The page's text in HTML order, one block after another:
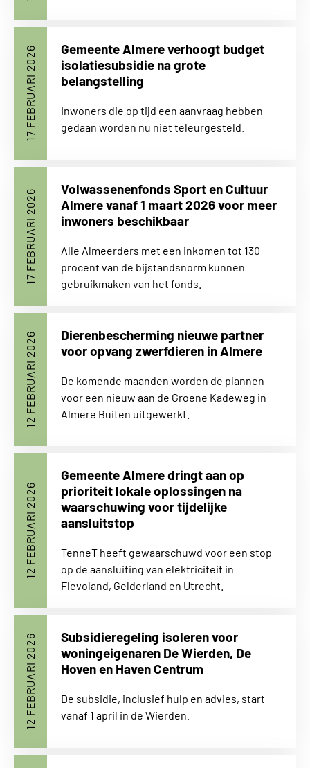
Gemeente Almere verhoogt budget
isolatiesubsidie na grote
belangstelling
17 FEBRUARI 2026
Inwoners die op tijd een aanvraag hebben
gedaan worden nu niet teleurgesteld.
Volwassenenfonds Sport en Cultuur
Almere vanaf 1 maart 2026 voor meer
inwoners beschikbaar
17 FEBRUARI 2026
Alle Almeerders met een inkomen tot 130
procent van de bijstandsnorm kunnen
gebruikmaken van het fonds.
Dierenbescherming nieuwe partner
voor opvang zwerfdieren in Almere
12 FEBRUARI 2026
De komende maanden worden de plannen
voor een nieuw aan de Groene Kadeweg in
Almere Buiten uitgewerkt.
Gemeente Almere dringt aan op
prioriteit lokale oplossingen na
waarschuwing voor tijdelijke
aansluitstop
12 FEBRUARI 2026
TenneT heeft gewaarschuwd voor een stop
op de aansluiting van elektriciteit in
Flevoland, Gelderland en Utrecht.
Subsidieregeling isoleren voor
woningeigenaren De Wierden, De
Hoven en Haven Centrum
12 FEBRUARI 2026
De subsidie, inclusief hulp en advies, start
vanaf 1 april in de Wierden.